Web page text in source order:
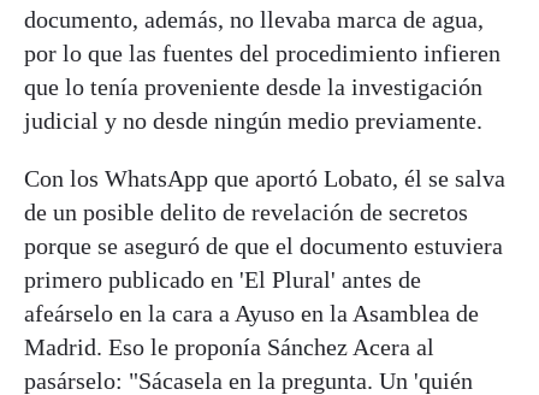
documento, además, no llevaba marca de agua,
por lo que las fuentes del procedimiento infieren
que lo tenía proveniente desde la investigación
judicial y no desde ningún medio previamente.
Con los WhatsApp que aportó Lobato, él se salva
de un posible delito de revelación de secretos
porque se aseguró de que el documento estuviera
primero publicado en 'El Plural' antes de
afeárselo en la cara a Ayuso en la Asamblea de
Madrid. Eso le proponía Sánchez Acera al
pasárselo: "Sácasela en la pregunta. Un 'quién